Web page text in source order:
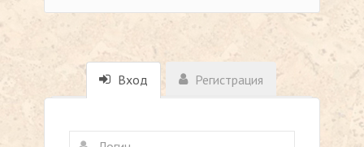
Вход Регистрация